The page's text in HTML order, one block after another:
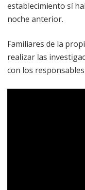
establecimiento sí
noche anterior.
Familiares de la
realizar las
con los